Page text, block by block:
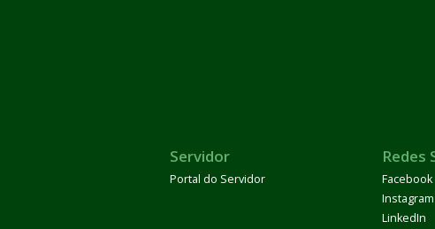
Servidor
Portal do Servidor
Redes
Facebook
Instagram
LinkedIn